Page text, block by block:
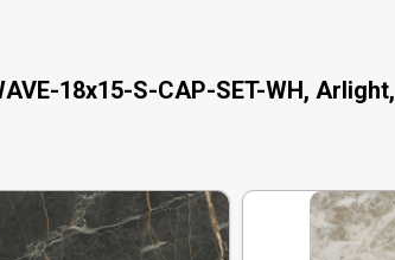
18x15-S-CAP-SET-WH, Arlight,